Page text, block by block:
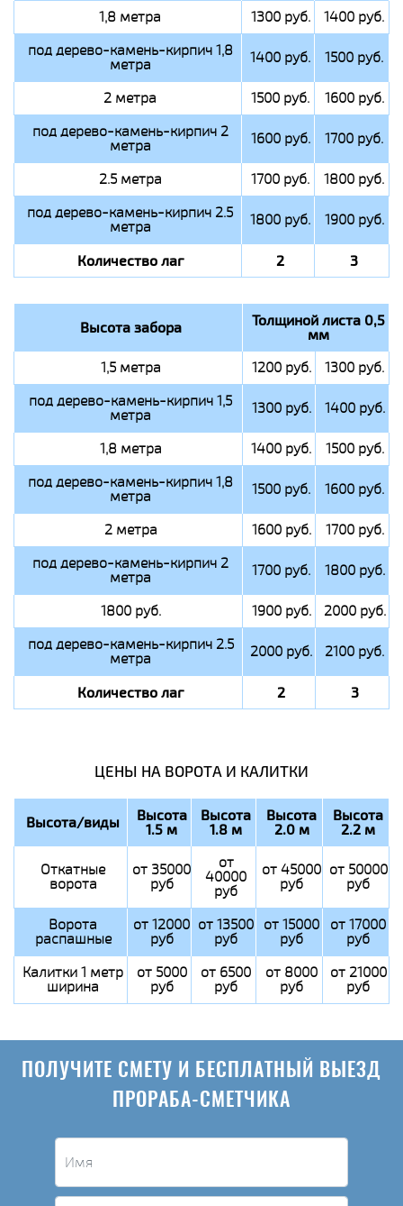
1,8 метра 1300 руб.
1400 руб.
под дерево-камень-кирпич 1,8
метра 1400 руб. 1500 руб.
2 метра 1500 руб.
1600 руб.
под дерево-камень-кирпич 2
метра 1600 руб. 1700 руб.
2.5 метра 1700 руб.
1800 руб.
под дерево-камень-кирпич 2.5
метра 1800 руб. 1900 руб.
Количество лаг 2 3
Высота забора Толщиной листа 0,5
мм
1,5 метра 1200 руб.
1300 руб.
под дерево-камень-кирпич 1,5
метра 1300 руб. 1400 руб.
1,8 метра 1400 руб.
1500 руб.
под дерево-камень-кирпич 1,8
метра 1500 руб. 1600 руб.
2 метра 1600 руб.
1700 руб.
под дерево-камень-кирпич 2
метра 1700 руб. 1800 руб.
1800 руб. 1900 руб.
2000 руб.
под дерево-камень-кирпич 2.5
метра 2000 руб. 2100 руб.
Количество лаг 2 3
ЦЕНЫ НА ВОРОТА И КАЛИТКИ
Высота/виды Высота
1.5 м
Высота
1.8 м
Высота
2.0 м
Высота
2.2 м
Откатные
ворота
от 35000
руб
от
40000
руб
от 45000
руб
от 50000
руб
Ворота
распашные
от 12000
руб
от 13500
руб
от 15000
руб
от 17000
руб
Калитки 1 метр
ширина
от 5000
руб
от 6500
руб
от 8000
руб
от 21000
руб
ПОЛУЧИТЕ СМЕТУ И БЕСПЛАТНЫЙ ВЫЕЗД
ПРОРАБА-СМЕТЧИКА